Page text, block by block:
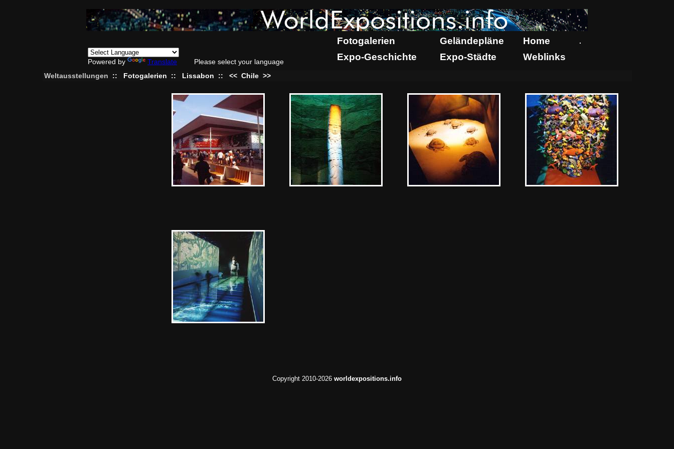
Powered by Translate Please select your language
Fotogalerien Geländepläne Home .
Expo-Geschichte Expo-Städte Weblinks
Weltausstellungen :: Fotogalerien :: Lissabon :: << Chile >>
Copyright 2010-2026 worldexpositions.info